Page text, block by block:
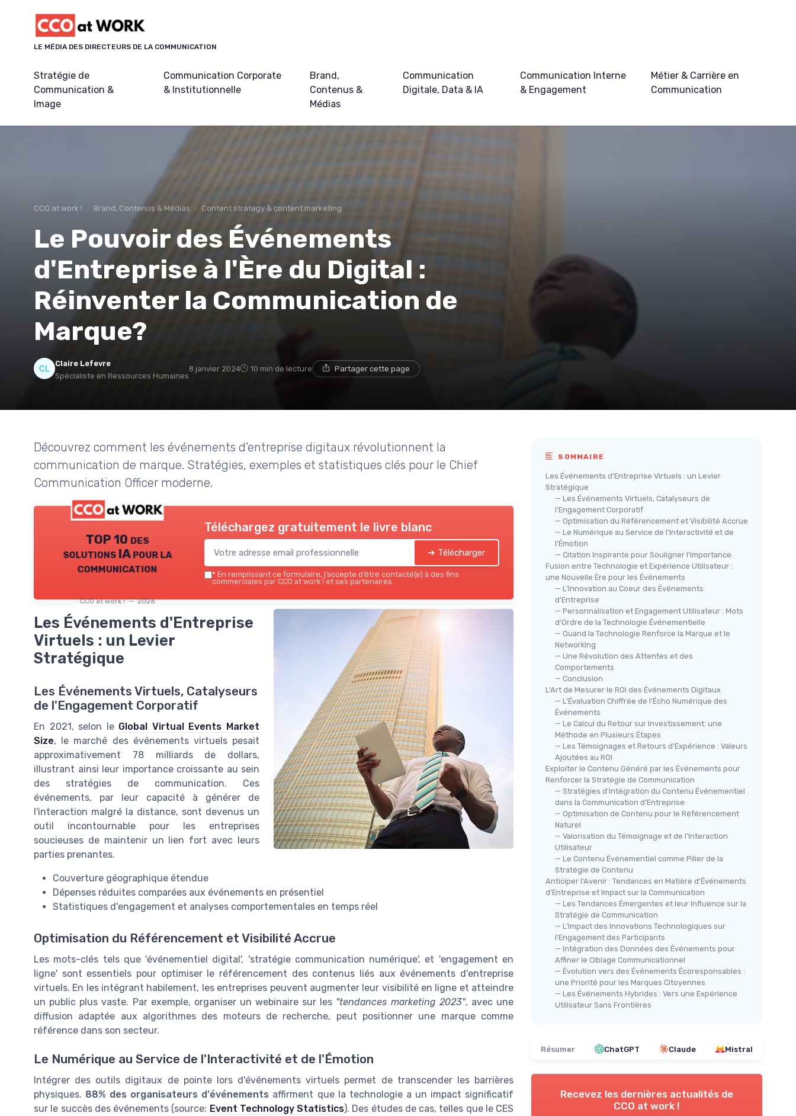
LE MÉDIA DES DIRECTEURS DE LA COMMUNICATION
Stratégie de
Communication &
Image
Communication Corporate
& Institutionnelle
Brand,
Contenus &
Médias
Communication
Digitale, Data & IA
Communication Interne
& Engagement
Métier & Carrière en
Communication
CCO at work ! Brand, Contenus & Médias Content strategy & content marketing
Le Pouvoir des Événements
d'Entreprise à l'Ère du Digital :
Réinventer la Communication de
Marque?
Claire Lefevre
Spécialiste en Ressources Humaines
8 janvier 2024 10 min de lecture Partager cette page
Découvrez comment les événements d'entreprise digitaux révolutionnent la
communication de marque. Stratégies, exemples et statistiques clés pour le Chief
Communication Officer moderne.
TOP 10 des
solutions IA pour la
communication
CCO at work ! — 2026
Téléchargez gratuitement le livre blanc
➔ Télécharger
* En remplissant ce formulaire, j’accepte d’être contacté(e) à des fins
commerciales par CCO at work ! et ses partenaires.
Les Événements d'Entreprise
Virtuels : un Levier
Stratégique
Les Événements Virtuels, Catalyseurs
de l'Engagement Corporatif
En 2021, selon le Global Virtual Events Market
Size, le marché des événements virtuels pesait
approximativement 78 milliards de dollars,
illustrant ainsi leur importance croissante au sein
des stratégies de communication. Ces
événements, par leur capacité à générer de
l'interaction malgré la distance, sont devenus un
outil incontournable pour les entreprises
soucieuses de maintenir un lien fort avec leurs
parties prenantes.
Couverture géographique étendue
Dépenses réduites comparées aux événements en présentiel
Statistiques d'engagement et analyses comportementales en temps réel
Optimisation du Référencement et Visibilité Accrue
Les mots-clés tels que 'événementiel digital', 'stratégie communication numérique', et 'engagement en
ligne' sont essentiels pour optimiser le référencement des contenus liés aux événements d'entreprise
virtuels. En les intégrant habilement, les entreprises peuvent augmenter leur visibilité en ligne et atteindre
un public plus vaste. Par exemple, organiser un webinaire sur les "tendances marketing 2023", avec une
diffusion adaptée aux algorithmes des moteurs de recherche, peut positionner une marque comme
référence dans son secteur.
Le Numérique au Service de l'Interactivité et de l'Émotion
Intégrer des outils digitaux de pointe lors d'événements virtuels permet de transcender les barrières
physiques. 88% des organisateurs d'événements affirment que la technologie a un impact significatif
sur le succès des événements (source: Event Technology Statistics). Des études de cas, telles que le CES
SOMMAIRE
Les Événements d'Entreprise Virtuels : un Levier
Stratégique
— Les Événements Virtuels, Catalyseurs de
l'Engagement Corporatif
— Optimisation du Référencement et Visibilité Accrue
— Le Numérique au Service de l'Interactivité et de
l'Émotion
— Citation Inspirante pour Souligner l'Importance
Fusion entre Technologie et Expérience Utilisateur :
une Nouvelle Ère pour les Événements
— L'Innovation au Coeur des Événements
d'Entreprise
— Personnalisation et Engagement Utilisateur : Mots
d'Ordre de la Technologie Événementielle
— Quand la Technologie Renforce la Marque et le
Networking
— Une Révolution des Attentes et des
Comportements
— Conclusion
L'Art de Mesurer le ROI des Événements Digitaux
— L'Évaluation Chiffrée de l'Écho Numérique des
Événements
— Le Calcul du Retour sur Investissement: une
Méthode en Plusieurs Étapes
— Les Témoignages et Retours d'Expérience : Valeurs
Ajoutées au ROI
Exploiter le Contenu Généré par les Événements pour
Renforcer la Stratégie de Communication
— Stratégies d'Intégration du Contenu Événementiel
dans la Communication d'Entreprise
— Optimisation de Contenu pour le Référencement
Naturel
— Valorisation du Témoignage et de l'Interaction
Utilisateur
— Le Contenu Événementiel comme Pilier de la
Stratégie de Contenu
Anticiper l'Avenir : Tendances en Matière d'Événements
d'Entreprise et Impact sur la Communication
— Les Tendances Émergentes et leur Influence sur la
Stratégie de Communication
— L'Impact des Innovations Technologiques sur
l'Engagement des Participants
— Intégration des Données des Événements pour
Affiner le Ciblage Communicationnel
— Évolution vers des Événements Écoresponsables :
une Priorité pour les Marques Citoyennes
— Les Événements Hybrides : Vers une Expérience
Utilisateur Sans Frontières
Résumer ChatGPT Claude Mistral
Recevez les dernières actualités de
CCO at work !